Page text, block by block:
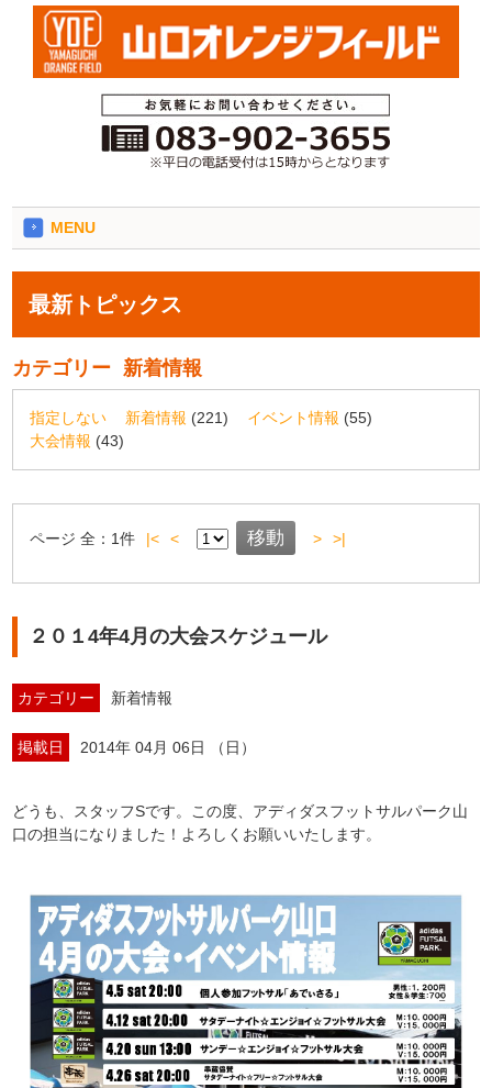
MENU
最新トピックス
カテゴリー 新着情報
指定しない 新着情報 (221) イベント情報 (55)
大会情報 (43)
ページ 全： 1件 |< < > >|
２０１4年4月の大会スケジュール
カテゴリー 新着情報
掲載日 2014年 04月 06日 （日）
どうも、スタッフSです。この度、アディダスフットサルパーク山
口の担当になりました！よろしくお願いいたします。